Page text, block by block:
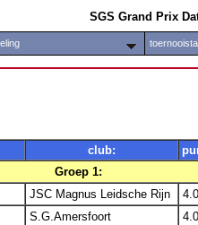
SGS Grand Prix
club:
Groep 1:
JSC Magnus Leidsche Rijn
S.G.Amersfoort